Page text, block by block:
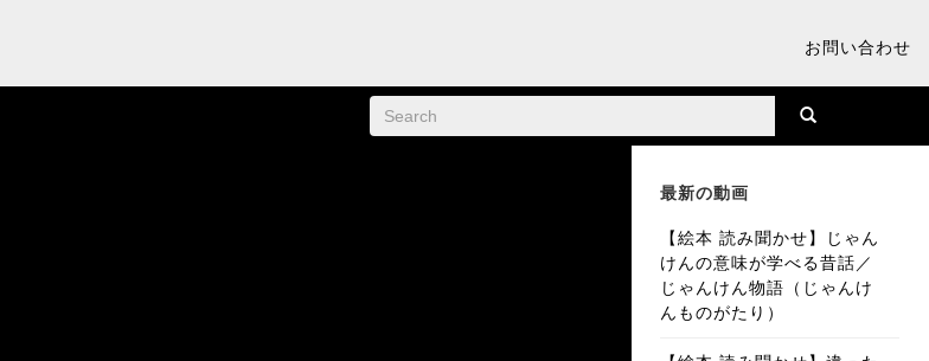
お問い合わせ
最新の動画
【絵本 読み聞かせ】じゃん
けんの意味が学べる昔話／
じゃんけん物語（じゃんけ
んものがたり）